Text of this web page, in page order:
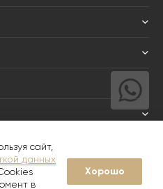
Написать директору
Интерьер&Керамика
сайт,
данных
в
Хорошо